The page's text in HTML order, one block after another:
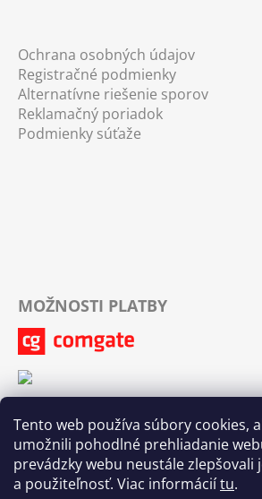
Tento web používa súbory cookies,
umožnili pohodlné prehliadanie
prevádzky webu neustále zlepšovali
a použiteľnosť. Viac informáciítu.
Ochrana osobných údajov
Registračné podmienky
Alternatívne riešenie sporov
Reklamačný poriadok
Podmienky súťaže
MOŽNOSTI PLATBY